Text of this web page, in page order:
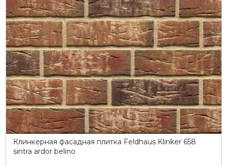
Клинкерная фасадная плитка Feldhaus Klinker 658
sintra ardor belino